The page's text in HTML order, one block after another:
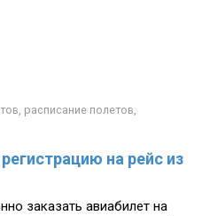
расписание полетов,
на рейс из
заказать авиабилет на